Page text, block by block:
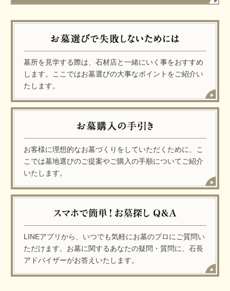
墓所を見学する際は、石材店と一緒にいく事をおすすめ
します。ここではお墓選びの大事なポイントをご紹介い
たします。
お客様に理想的なお墓づくりをしていただくために、こ
こでは墓地選びのご提案やご購入の手順についてご紹介
いたします。
LINEアプリから、いつでも気軽にお墓のプロにご質問い
ただけます。お墓に関するあなたの疑問・質問に、石長
アドバイザーがお答えいたします。